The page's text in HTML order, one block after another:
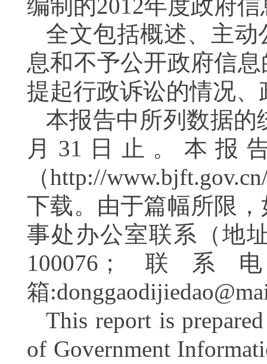
编制的2012年度政府
全文包括概述、主
息和不予公开政府信
提起行政诉讼的情况
本报告中所列数据的
月 31 日止。本报
（http://
下载。 由于篇幅所限，
事处办公室联系 （地
100076 ；
联系
箱:
This report is
of Government